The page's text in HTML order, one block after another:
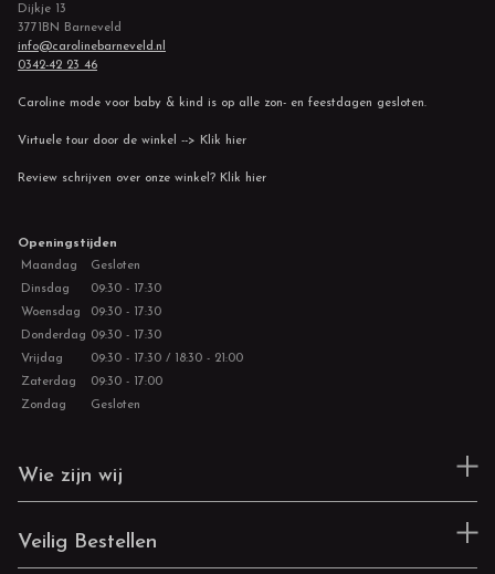
Dijkje 13
3771BN Barneveld
info@carolinebarneveld.nl
0342-42 23 46
Caroline mode voor baby & kind is op alle zon- en feestdagen gesloten.
Virtuele tour door de winkel --> Klik hier
Review schrijven over onze winkel? Klik hier
Openingstijden
Maandag
Gesloten
Dinsdag
09:30 - 17:30
Woensdag
09:30 - 17:30
Donderdag 09:30 - 17:30
Vrijdag
09:30 - 17:30 / 18:30 - 21:00
Zaterdag
09:30 - 17:00
Zondag
Gesloten
Wie zijn wij
Veilig Bestellen